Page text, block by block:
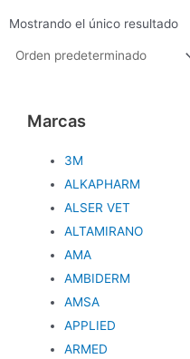
a
r
Mostrando el único resultado
Marcas
3M
ALKAPHARM
ALSER VET
ALTAMIRANO
AMA
AMBIDERM
AMSA
APPLIED
ARMED